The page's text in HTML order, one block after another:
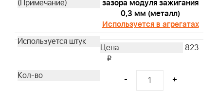
Husqvarna
Husqvarna
Husqvarna
Husqvarna
Husqvarna
Husqvarna
зазора модуля зажигания
0,3 мм (металл)
Используется в агрегатах
823
i
- +